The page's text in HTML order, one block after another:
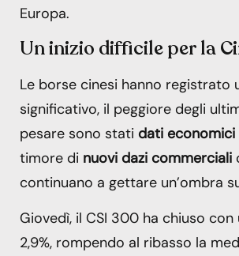
Europa.
Un inizio difficile per la
Le borse cinesi hanno registrato
significativo, il peggiore degli
pesare sono stati dati
timore di nuovi dazi commerciali
continuano a gettare un’ombra
Giovedì, il CSI 300 ha chiuso con
2,9%, rompendo al ribasso la